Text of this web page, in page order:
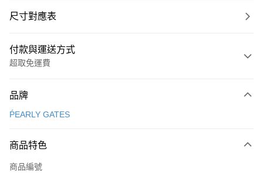
尺寸對應表
付款與運送方式
超取免運費
信用卡一次付款
LINE Pay
Apple Pay
品牌
ṔEARLY GATES
商品特色
商品編號